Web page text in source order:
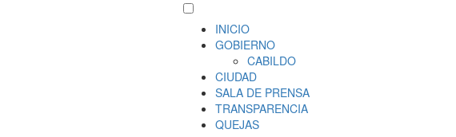
INICIO
GOBIERNO
CABILDO
CIUDAD
SALA DE PRENSA
TRANSPARENCIA
QUEJAS